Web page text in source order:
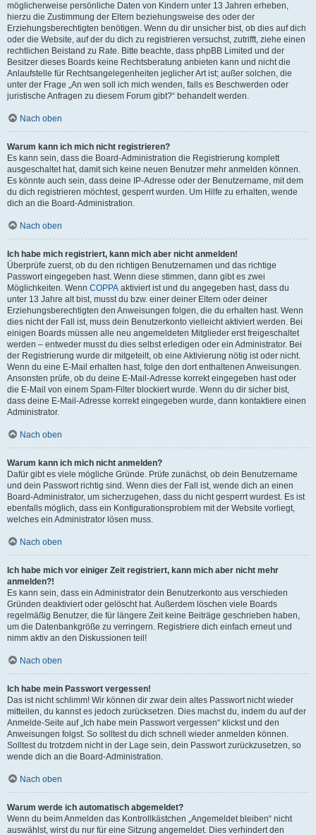
möglicherweise persönliche Daten von Kindern unter 13 Jahren erheben,
hierzu die Zustimmung der Eltern beziehungsweise des oder der
Erziehungsberechtigten benötigen. Wenn du dir unsicher bist, ob dies auf dich
oder die Website, auf der du dich zu registrieren versuchst, zutrifft, ziehe einen
rechtlichen Beistand zu Rate. Bitte beachte, dass phpBB Limited und der
Besitzer dieses Boards keine Rechtsberatung anbieten kann und nicht die
Anlaufstelle für Rechtsangelegenheiten jeglicher Art ist; außer solchen, die
unter der Frage „An wen soll ich mich wenden, falls es Beschwerden oder
juristische Anfragen zu diesem Forum gibt?“ behandelt werden.
Nach oben
Warum kann ich mich nicht registrieren?
Es kann sein, dass die Board-Administration die Registrierung komplett
ausgeschaltet hat, damit sich keine neuen Benutzer mehr anmelden können.
Es könnte auch sein, dass deine IP-Adresse oder der Benutzername, mit dem
du dich registrieren möchtest, gesperrt wurden. Um Hilfe zu erhalten, wende
dich an die Board-Administration.
Nach oben
Ich habe mich registriert, kann mich aber nicht anmelden!
Überprüfe zuerst, ob du den richtigen Benutzernamen und das richtige
Passwort eingegeben hast. Wenn diese stimmen, dann gibt es zwei
Möglichkeiten. Wenn COPPA aktiviert ist und du angegeben hast, dass du
unter 13 Jahre alt bist, musst du bzw. einer deiner Eltern oder deiner
Erziehungsberechtigten den Anweisungen folgen, die du erhalten hast. Wenn
dies nicht der Fall ist, muss dein Benutzerkonto vielleicht aktiviert werden. Bei
einigen Boards müssen alle neu angemeldeten Mitglieder erst freigeschaltet
werden – entweder musst du dies selbst erledigen oder ein Administrator. Bei
der Registrierung wurde dir mitgeteilt, ob eine Aktivierung nötig ist oder nicht.
Wenn du eine E-Mail erhalten hast, folge den dort enthaltenen Anweisungen.
Ansonsten prüfe, ob du deine E-Mail-Adresse korrekt eingegeben hast oder
die E-Mail von einem Spam-Filter blockiert wurde. Wenn du dir sicher bist,
dass deine E-Mail-Adresse korrekt eingegeben wurde, dann kontaktiere einen
Administrator.
Nach oben
Warum kann ich mich nicht anmelden?
Dafür gibt es viele mögliche Gründe. Prüfe zunächst, ob dein Benutzername
und dein Passwort richtig sind. Wenn dies der Fall ist, wende dich an einen
Board-Administrator, um sicherzugehen, dass du nicht gesperrt wurdest. Es ist
ebenfalls möglich, dass ein Konfigurationsproblem mit der Website vorliegt,
welches ein Administrator lösen muss.
Nach oben
Ich habe mich vor einiger Zeit registriert, kann mich aber nicht mehr
anmelden?!
Es kann sein, dass ein Administrator dein Benutzerkonto aus verschieden
Gründen deaktiviert oder gelöscht hat. Außerdem löschen viele Boards
regelmäßig Benutzer, die für längere Zeit keine Beiträge geschrieben haben,
um die Datenbankgröße zu verringern. Registriere dich einfach erneut und
nimm aktiv an den Diskussionen teil!
Nach oben
Ich habe mein Passwort vergessen!
Das ist nicht schlimm! Wir können dir zwar dein altes Passwort nicht wieder
mitteilen, du kannst es jedoch zurücksetzen. Dies machst du, indem du auf der
Anmelde-Seite auf „Ich habe mein Passwort vergessen“ klickst und den
Anweisungen folgst. So solltest du dich schnell wieder anmelden können.
Solltest du trotzdem nicht in der Lage sein, dein Passwort zurückzusetzen, so
wende dich an die Board-Administration.
Nach oben
Warum werde ich automatisch abgemeldet?
Wenn du beim Anmelden das Kontrollkästchen „Angemeldet bleiben“ nicht
auswählst, wirst du nur für eine Sitzung angemeldet. Dies verhindert den